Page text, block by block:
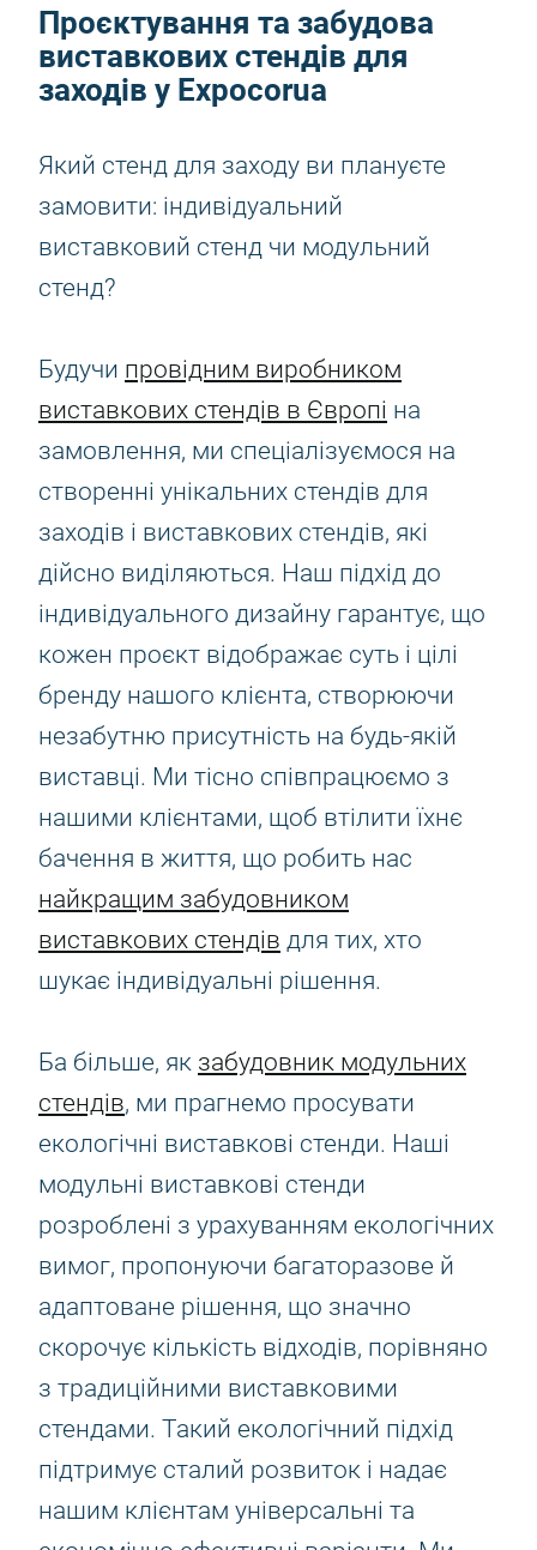
Проєктування та забудова
виставкових стендів для
заходів у Expocorua
Який стенд для заходу ви плануєте
замовити: індивідуальний
виставковий стенд чи модульний
стенд?
Будучи провідним виробником
виставкових стендів в Європі на
замовлення, ми спеціалізуємося на
створенні унікальних стендів для
заходів і виставкових стендів, які
дійсно виділяються. Наш підхід до
індивідуального дизайну гарантує, що
кожен проєкт відображає суть і цілі
бренду нашого клієнта, створюючи
незабутню присутність на будь-якій
виставці. Ми тісно співпрацюємо з
нашими клієнтами, щоб втілити їхнє
бачення в життя, що робить нас
найкращим забудовником
виставкових стендів для тих, хто
шукає індивідуальні рішення.
Ба більше, як забудовник модульних
стендів, ми прагнемо просувати
екологічні виставкові стенди. Наші
модульні виставкові стенди
розроблені з урахуванням екологічних
вимог, пропонуючи багаторазове й
адаптоване рішення, що значно
скорочує кількість відходів, порівняно
з традиційними виставковими
стендами. Такий екологічний підхід
підтримує сталий розвиток і надає
нашим клієнтам універсальні та